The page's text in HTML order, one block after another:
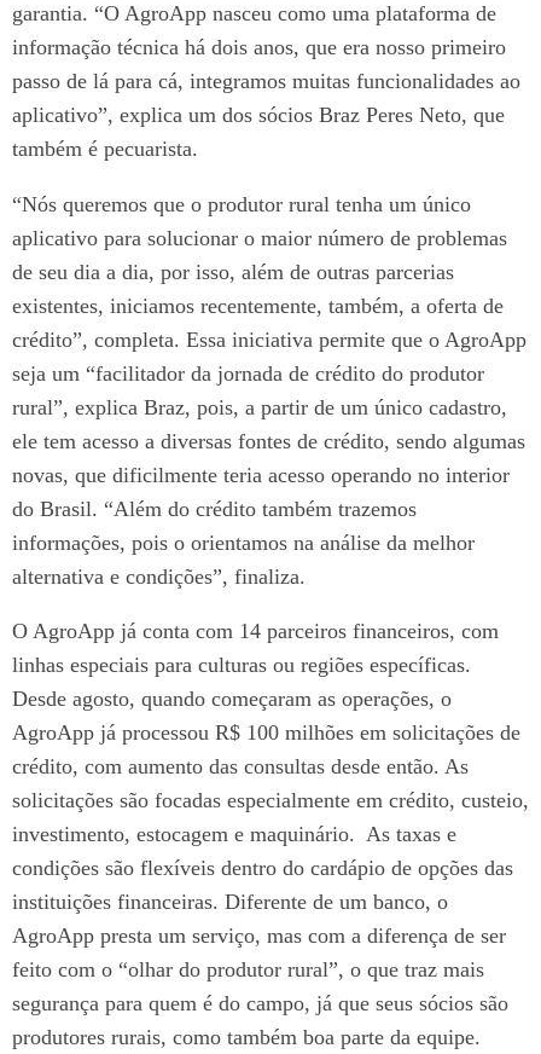
garantia. “O AgroApp nasceu como uma plataforma de
informação técnica há dois anos, que era nosso primeiro
passo de lá para cá, integramos muitas funcionalidades ao
aplicativo”, explica um dos sócios Braz Peres Neto, que
também é pecuarista.
“Nós queremos que o produtor rural tenha um único
aplicativo para solucionar o maior número de problemas
de seu dia a dia, por isso, além de outras parcerias
existentes, iniciamos recentemente, também, a oferta de
crédito”, completa. Essa iniciativa permite que o AgroApp
seja um “facilitador da jornada de crédito do produtor
rural”, explica Braz, pois, a partir de um único cadastro,
ele tem acesso a diversas fontes de crédito, sendo algumas
novas, que dificilmente teria acesso operando no interior
do Brasil. “Além do crédito também trazemos
informações, pois o orientamos na análise da melhor
alternativa e condições”, finaliza.
O AgroApp já conta com 14 parceiros financeiros, com
linhas especiais para culturas ou regiões específicas.
Desde agosto, quando começaram as operações, o
AgroApp já processou R$ 100 milhões em solicitações de
crédito, com aumento das consultas desde então. As
solicitações são focadas especialmente em crédito, custeio,
investimento, estocagem e maquinário. As taxas e
condições são flexíveis dentro do cardápio de opções das
instituições financeiras. Diferente de um banco, o
AgroApp presta um serviço, mas com a diferença de ser
feito com o “olhar do produtor rural”, o que traz mais
segurança para quem é do campo, já que seus sócios são
produtores rurais, como também boa parte da equipe.